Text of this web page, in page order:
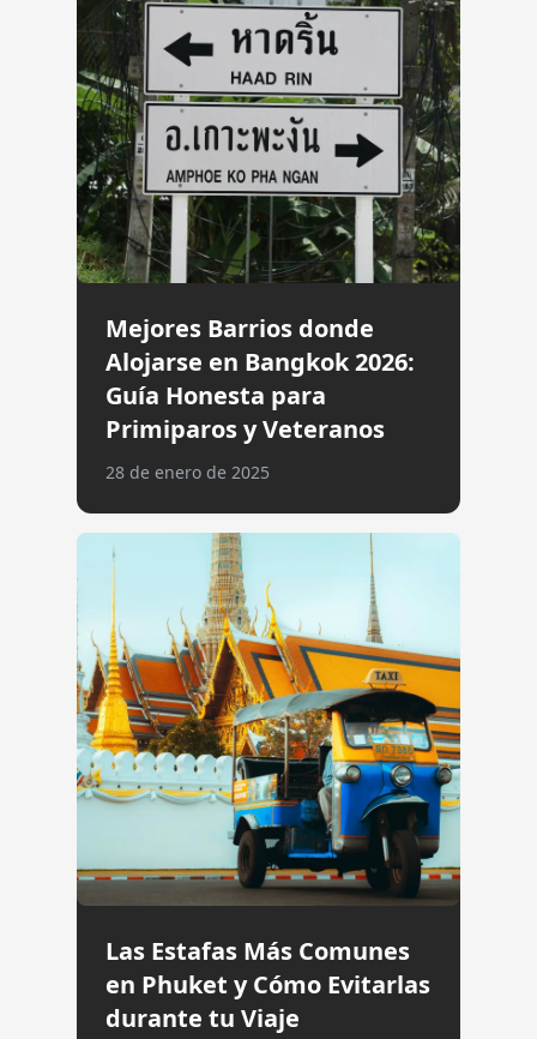
Mejores Barrios donde
Alojarse en Bangkok 2026:
Guía Honesta para
Primiparos y Veteranos
28 de enero de 2025
Las Estafas Más Comunes
en Phuket y Cómo Evitarlas
durante tu Viaje